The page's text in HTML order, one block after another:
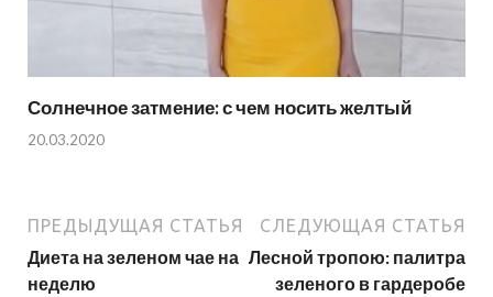
Солнечное затмение: с чем носить желтый
20.03.2020
ПРЕДЫДУЩАЯ СТАТЬЯ
Диета на зеленом чае на
неделю
СЛЕДУЮЩАЯ СТАТЬЯ
Лесной тропою: палитра
зеленого в гардеробе